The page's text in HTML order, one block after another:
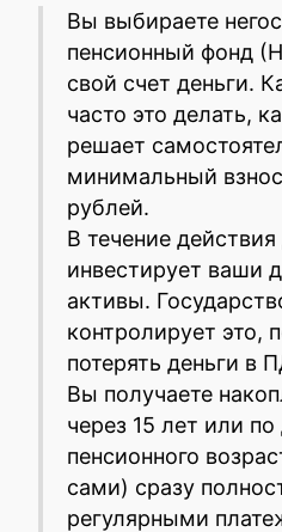
Вы выбираете
пенсионный фонд
свой счет деньги.
часто это делать,
решает
минимальный
рублей.
В течение
инвестирует ваши
активы.
контролирует это,
потерять деньги в
Вы получаете
через 15 лет или
пенсионного
сами) сразу
регулярными